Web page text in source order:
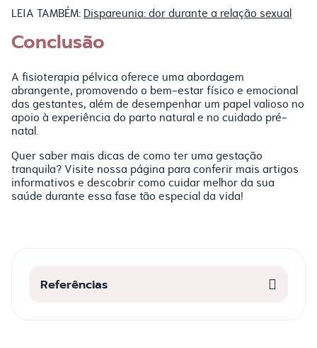
LEIA TAMBÉM:Dispareunia: dor durante a relação sexual
Conclusão
A fisioterapia pélvica oferece uma abordagem
abrangente, promovendo o bem-estar físico e emocional
das gestantes, além de desempenhar um papel valioso no
apoio à experiência do parto natural e no cuidado pré-
natal.
Quer saber mais dicas de como ter uma gestação
tranquila? Visite nossa página para conferir mais artigos
informativos e descobrir como cuidar melhor da sua
saúde durante essa fase tão especial da vida!
Referências